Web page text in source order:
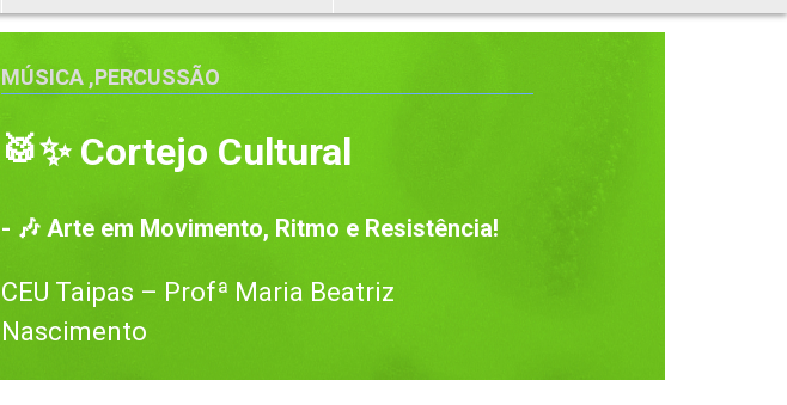
de
informações
informações
MÚSICA ,PERCUSSÃO
🥁✨ Cortejo Cultural
- 🎶 Arte em Movimento, Ritmo e Resistência!
CEU Taipas – Profª Maria Beatriz
Nascimento